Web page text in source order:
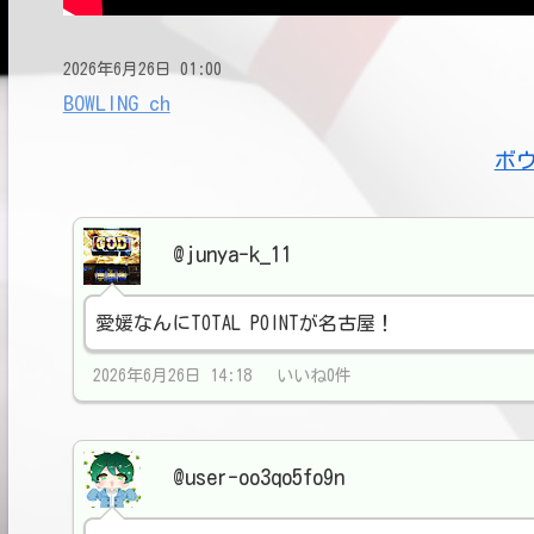
2026年6月26日 01:00
BOWLING ch
ボ
@junya-k_11
愛媛なんにTOTAL POINTが名古屋！
2026年6月26日 14:18 いいね0件
@user-oo3qo5fo9n